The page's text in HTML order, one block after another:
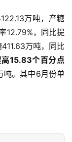
万吨，产糖
12.79%，同比提
万吨，同比
15.83个百分点
吨。其中6月份单